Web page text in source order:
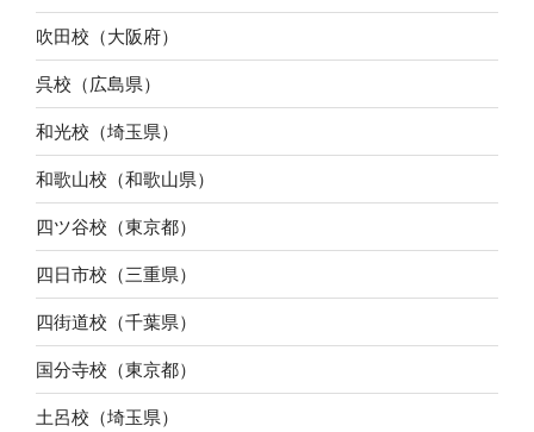
吹田校（大阪府）
呉校（広島県）
和光校（埼玉県）
和歌山校（和歌山県）
四ツ谷校（東京都）
四日市校（三重県）
四街道校（千葉県）
国分寺校（東京都）
土呂校（埼玉県）